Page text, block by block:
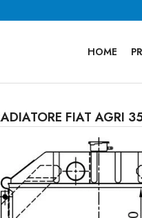
HOME
FIAT AGRI